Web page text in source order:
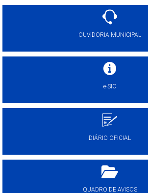
OUVIDORIA MUNICIPAL
e-SIC
DIÁRIO OFICIAL
QUADRO DE AVISOS